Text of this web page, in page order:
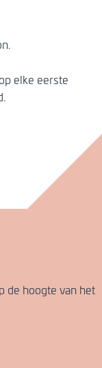
elke eerste
de hoogte van het